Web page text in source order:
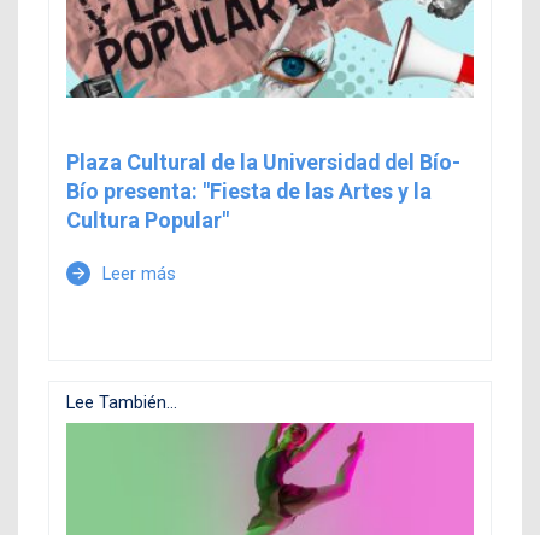
Plaza Cultural de la Universidad del Bío-
Bío presenta: "Fiesta de las Artes y la
Cultura Popular"
arrow_forward Leer más
Lee También...